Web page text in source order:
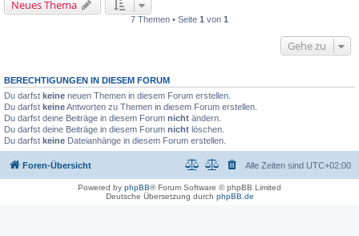
Neues Thema
7 Themen • Seite 1 von 1
Gehe zu
BERECHTIGUNGEN IN DIESEM FORUM
Du darfst keine neuen Themen in diesem Forum erstellen.
Du darfst keineAntworten zu Themen in diesem Forum erstellen.
Du darfst deine Beiträge in diesem Forum nicht ändern.
Du darfst deine Beiträge in diesem Forum nicht löschen.
Du darfst keine Dateianhänge in diesem Forum erstellen.
Foren-Übersicht Alle Zeiten sind UTC+02:00
Powered by phpBB® Forum Software © phpBB Limited
Deutsche Übersetzung durch phpBB.de